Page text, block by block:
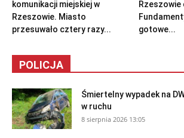
komunikacji miejskiej w
Rzeszowie. Miasto
przesuwało cztery razy...
gotowe...
POLICJA
Śmiertelny wypadek na
w ruchu
8 sierpnia 2026 13:05